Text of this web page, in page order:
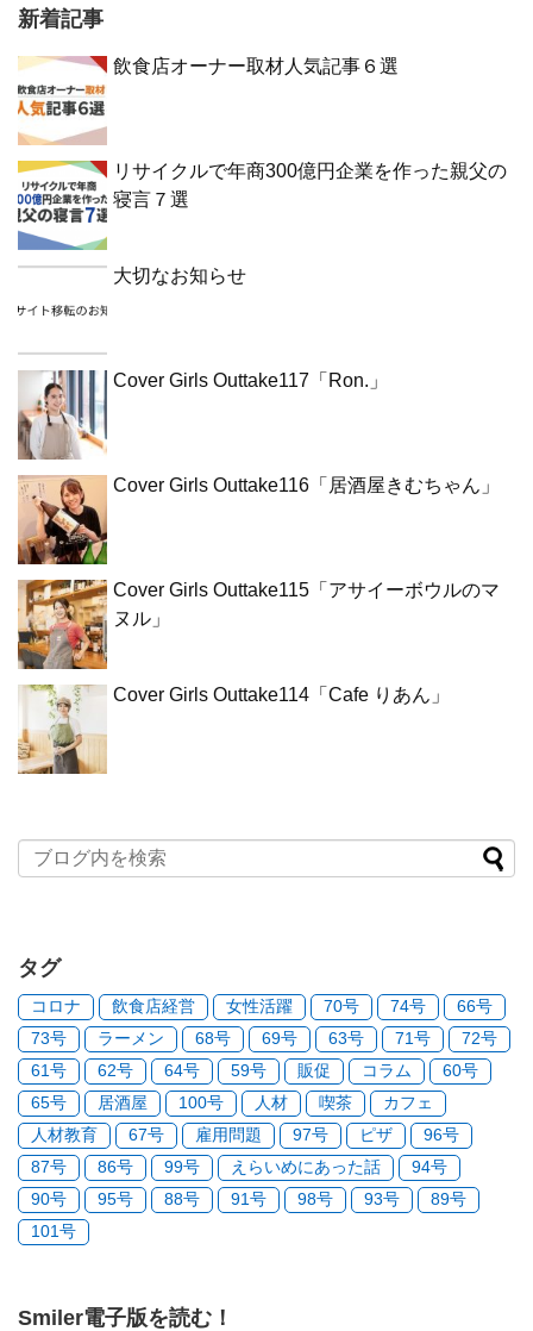
新着記事
飲食店オーナー取材人気記事６選
リサイクルで年商300億円企業を作った親父の
寝言７選
大切なお知らせ
Cover Girls Outtake117「Ron.」
Cover Girls Outtake116「居酒屋きむちゃん」
Cover Girls Outtake115「アサイーボウルのマ
ヌル」
Cover Girls Outtake114「Cafe りあん」
タグ
コロナ 飲食店経営 女性活躍 70号 74号
66号
73号
ラーメン 68号 69号 63号 71号
72号
61号
62号 64号 59号 販促 コラム
60号
65号
居酒屋 100号 人材 喫茶
カフェ
人材教育
67号 雇用問題 97号 ピザ
96号
87号
86号 99号 えらいめにあった話
94号
90号
95号 88号 91号 98号 93号
89号
101号
Smiler電子版を読む！